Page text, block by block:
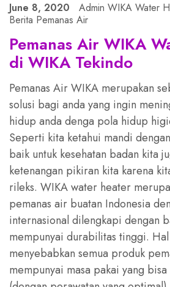
June 8, 2020
Admin WIKA Water
Berita Pemanas Air
Pemanas Air WIKA
di WIKA Tekindo
Pemanas Air WIKA merupakan
solusi bagi anda yang ingin
hidup anda denga pola hidup
Seperti kita ketahui mandi
baik untuk kesehatan badan kita
ketenangan pikiran kita karena
rileks. WIKA water heater
pemanas air buatan Indonesia
internasional dilengkapi dengan
mempunyai durabilitas tinggi.
menyebabkan semua produk
mempunyai masa pakai yang